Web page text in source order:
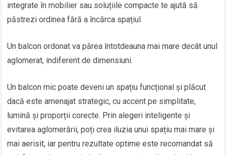
integrate în mobilier sau soluțiile compacte te ajută să
păstrezi ordinea fără a încărca spațiul.
Un balcon ordonat va părea întotdeauna mai mare decât unul
aglomerat, indiferent de dimensiuni.
Un balcon mic poate deveni un spațiu funcțional și plăcut
dacă este amenajat strategic, cu accent pe simplitate,
lumină și proporții corecte. Prin alegeri inteligente și
evitarea aglomerării, poți crea iluzia unui spațiu mai mare și
mai aerisit, iar pentru rezultate optime este recomandat să